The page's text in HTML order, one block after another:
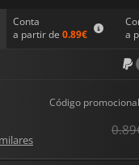
Conta
a partir de 0.89€
a
Código promocional